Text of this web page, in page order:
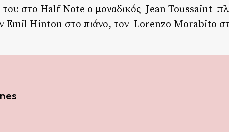
του στο Half Note o μοναδικός Jean Toussaint
Emil Hinton στο πιάνο, τον Lorenzo Morabito